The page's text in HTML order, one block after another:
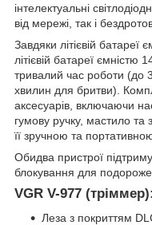
інтелектуальні
від мережі, так і
Завдяки літієвій
літієвій батареї ємністю
тривалий час роботи (до
хвилин для бритви).
аксесуарів, включаючи
гумову ручку, мастило
її зручною та
Обидва пристрої
блокування для
VGR V-977 (тріммер):
Леза з покриттям